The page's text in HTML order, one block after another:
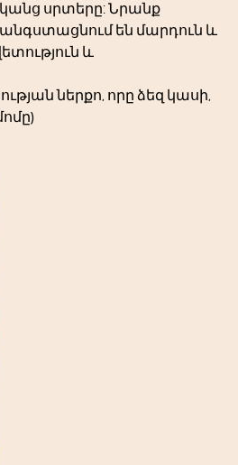
սրտերը: Նրանք
են մարդուն և
և
ներքո, որը ձեզ կասի,